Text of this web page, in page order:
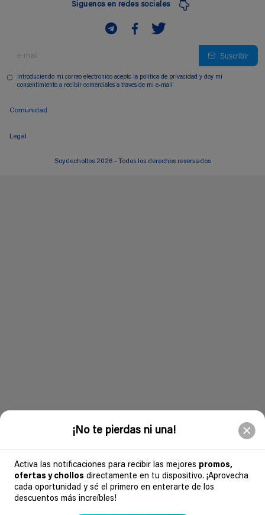
¡No te pierdas ni una!
Activa las notificaciones para recibir las mejores promos,
ofertas y chollos directamente en tu dispositivo. ¡Aprovecha
cada oportunidad y sé el primero en enterarte de los
descuentos más increíbles!
Siguenos en redes sociales
Suscribir
Introduciendo mi correo electronico acepto la politica de privacidad y doy mi
consentimiento a recibir comerciales a traves de mi e-mail
Comunidad
Legal
Soydechollos 2026 - Todos los derechos reservados